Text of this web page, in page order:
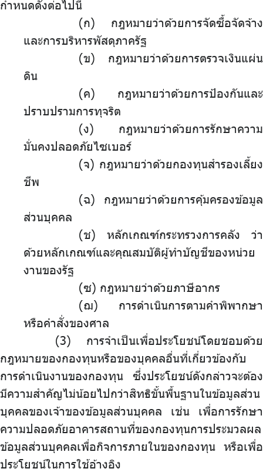
กำหนดดังต่อไปนี้
(ก) กฎหมายว่าด้วยการจัดซื้อจัดจ้าง
และการบริหารพัสดุภาครัฐ
(ข) กฎหมายว่าด้วยการตรวจเงินแผ่น
ดิน
(ค) กฎหมายว่าด้วยการป้องกันและ
ปราบปรามการทุจริต
(ง) กฎหมายว่าด้วยการรักษาความ
มั่นคงปลอดภัยไซเบอร์
(จ) กฎหมายว่าด้วยกองทุนสำรองเลี้ยง
ชีพ
(ฉ) กฎหมายว่าด้วยการคุ้มครองข้อมูล
ส่วนบุคคล
(ช) หลักเกณฑ์กระทรวงการคลัง ว่า
ด้วยหลักเกณฑ์และคุณสมบัติผู้ทำบัญชีของหน่วย
งานของรัฐ
(ซ) กฎหมายว่าด้วยภาษีอากร
(ฌ) การดำเนินการตามคำพิพากษา
หรือคำสั่งของศาล
การจำเป็นเพื่อประโยชน์โดยชอบด้วย
กฎหมายของกองทุนหรือของบุคคลอื่นที่เกี่ยวข้องกับ
การดำเนินงานของกองทุน ซึ่งประโยชน์ดังกล่าวจะต้อง
มีความสำคัญไม่น้อยไปกว่าสิทธิขั้นพื้นฐานในข้อมูลส่วน
บุคคลของเจ้าของข้อมูลส่วนบุคคล เช่น เพื่อการรักษา
ความปลอดภัยอาคารสถานที่ของกองทุนการประมวลผล
ข้อมูลส่วนบุคคลเพื่อกิจการภายในของกองทุน หรือเพื่อ
ประโยชน์ในการใช้อ้างอิง